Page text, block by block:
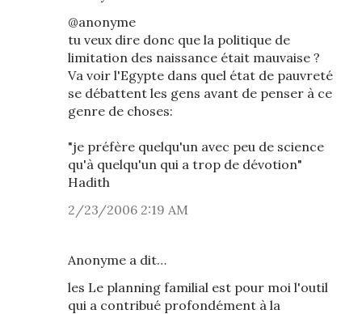
@anonyme
tu veux dire donc que la politique de
limitation des naissance était mauvaise ?
Va voir l'Egypte dans quel état de pauvreté
se débattent les gens avant de penser à ce
genre de choses:
"je préfère quelqu'un avec peu de science
qu'à quelqu'un qui a trop de dévotion"
Hadith
2/23/2006 2:19 AM
Anonyme a dit…
les Le planning familial est pour moi l'outil
qui a contribué profondément à la